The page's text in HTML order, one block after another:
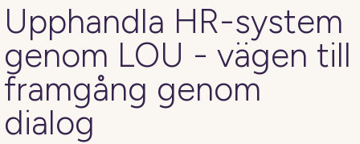
Upphandla HR-system
genom LOU - vägen till
framgång genom
dialog